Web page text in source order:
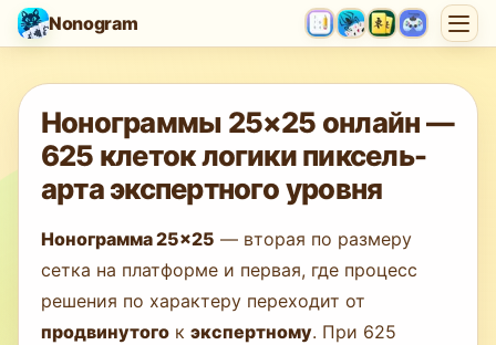
Nonogram
Загрузка игры…
Нонограммы 25×25 онлайн —
625 клеток логики пиксель-
арта экспертного уровня
Нонограмма 25×25 — вторая по размеру
сетка на платформе и первая, где процесс
решения по характеру переходит от
продвинутого к экспертному. При 625